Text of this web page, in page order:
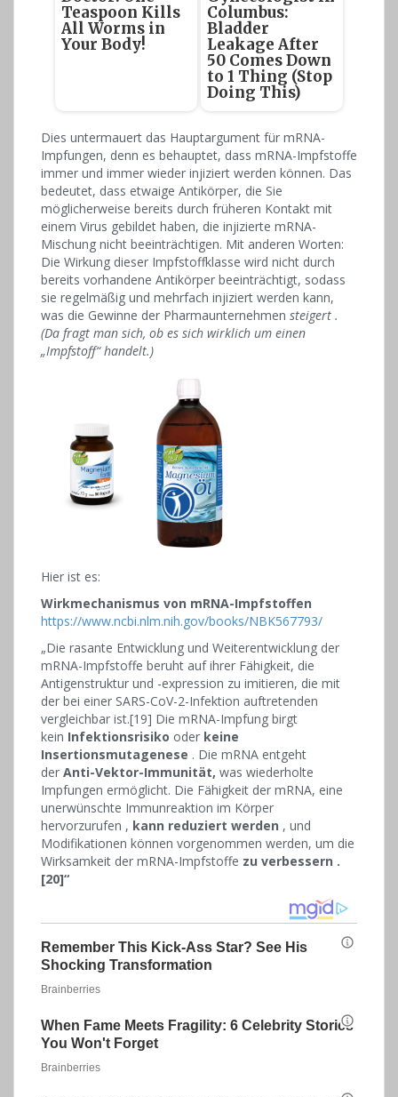
Teaspoon Kills
All Worms in
Your Body!
Columbus:
Bladder
Leakage After
50 Comes Down
to 1 Thing (Stop
Doing This)
Dies untermauert das Hauptargument für mRNA-
Impfungen, denn es behauptet, dass mRNA-Impfstoffe
immer und immer wieder injiziert werden können. Das
bedeutet, dass etwaige Antikörper, die Sie
möglicherweise bereits durch früheren Kontakt mit
einem Virus gebildet haben, die injizierte mRNA-
Mischung nicht beeinträchtigen. Mit anderen Worten:
Die Wirkung dieser Impfstoffklasse wird nicht durch
bereits vorhandene Antikörper beeinträchtigt, sodass
sie regelmäßig und mehrfach injiziert werden kann,
was die Gewinne der Pharmaunternehmen steigert .
(Da fragt man sich, ob es sich wirklich um einen
„Impfstoff“ handelt.)
Hier ist es:
Wirkmechanismus von mRNA-Impfstoffen
https://www.ncbi.nlm.nih.gov/books/NBK567793/
„Die rasante Entwicklung und Weiterentwicklung der
mRNA-Impfstoffe beruht auf ihrer Fähigkeit, die
Antigenstruktur und -expression zu imitieren, die mit
der bei einer SARS-CoV-2-Infektion auftretenden
vergleichbar ist.[19] Die mRNA-Impfung birgt
kein Infektionsrisiko oder keine
Insertionsmutagenese . Die mRNA entgeht
der Anti-Vektor-Immunität, was wiederholte
Impfungen ermöglicht. Die Fähigkeit der mRNA, eine
unerwünschte Immunreaktion im Körper
hervorzurufen , kann reduziert werden , und
Modifikationen können vorgenommen werden, um die
Wirksamkeit der mRNA-Impfstoffe zu verbessern .
[20]“